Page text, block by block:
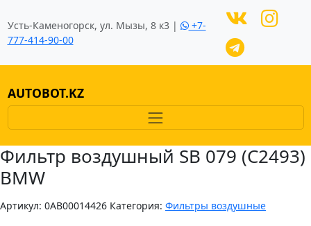
Усть-Каменогорск, ул. Мызы, 8 к3 |
+7-
777-414-90-00
AUTOBOT.KZ
Фильтр воздушный SB 079 (C2493)
BMW
Артикул: 0AB00014426 Категория: Фильтры воздушные